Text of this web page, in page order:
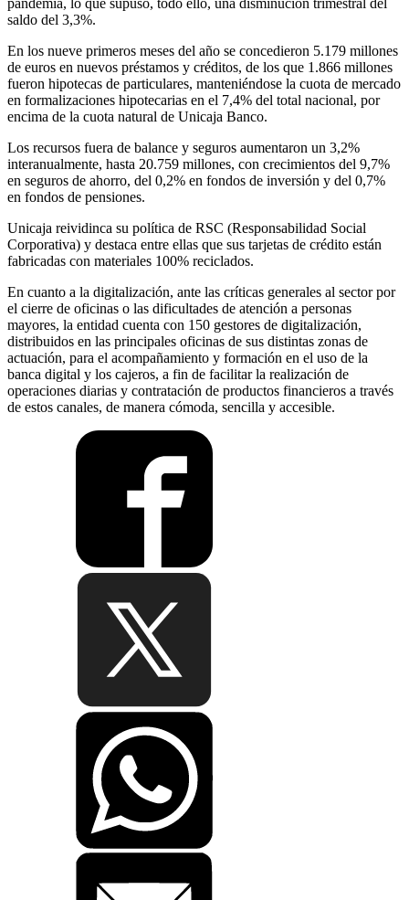
saldo del 3,3%.
En los nueve primeros meses del año se concedieron 5.179 millones
de euros en nuevos préstamos y créditos, de los que 1.866 millones
fueron hipotecas de particulares, manteniéndose la cuota de mercado
en formalizaciones hipotecarias en el 7,4% del total nacional, por
encima de la cuota natural de Unicaja Banco.
Los recursos fuera de balance y seguros aumentaron un 3,2%
interanualmente, hasta 20.759 millones, con crecimientos del 9,7%
en seguros de ahorro, del 0,2% en fondos de inversión y del 0,7%
en fondos de pensiones.
Unicaja reividinca su política de RSC (Responsabilidad Social
Corporativa) y destaca entre ellas que sus tarjetas de crédito están
fabricadas con materiales 100% reciclados.
En cuanto a la digitalización, ante las críticas generales al sector por
el cierre de oficinas o las dificultades de atención a personas
mayores, la entidad cuenta con 150 gestores de digitalización,
distribuidos en las principales oficinas de sus distintas zonas de
actuación, para el acompañamiento y formación en el uso de la
banca digital y los cajeros, a fin de facilitar la realización de
operaciones diarias y contratación de productos financieros a través
de estos canales, de manera cómoda, sencilla y accesible.